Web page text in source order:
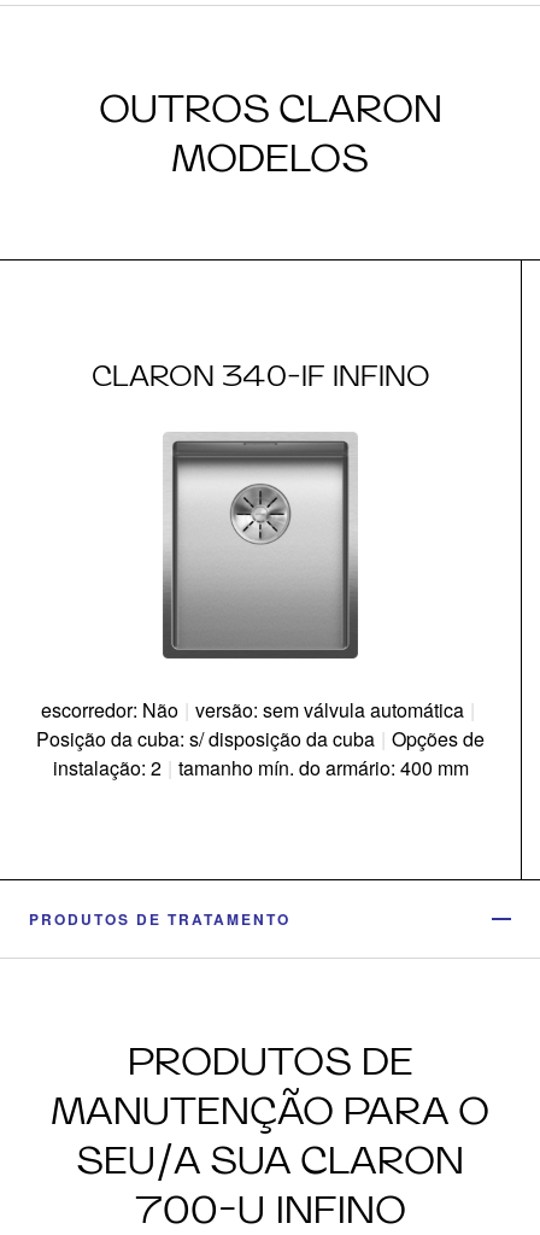
OUTROS CLARON
MODELOS
CLARON 340-IF INFINO
escorredor: Não | versão: sem válvula automática |
Posição da cuba: s/ disposição da cuba | Opções de
instalação: 2 | tamanho mín. do armário: 400 mm
PRODUTOS DE TRATAMENTO
PRODUTOS DE
MANUTENÇÃO PARA O
SEU/A SUA CLARON
700-U INFINO